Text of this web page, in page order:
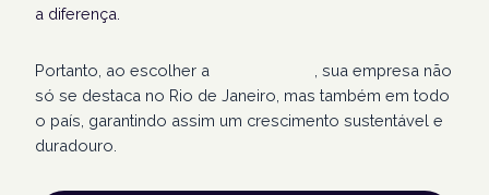
a diferença.
Portanto, ao escolher a
, sua empresa não
só se destaca no Rio de Janeiro, mas também em todo
o país, garantindo assim um crescimento sustentável e
duradouro.